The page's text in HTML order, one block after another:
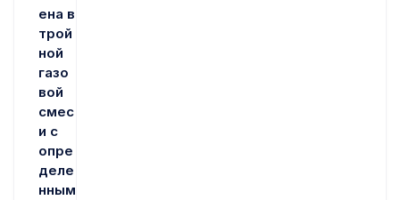
ена в
трой
ной
газо
вой
смес
и с
опре
деле
нным